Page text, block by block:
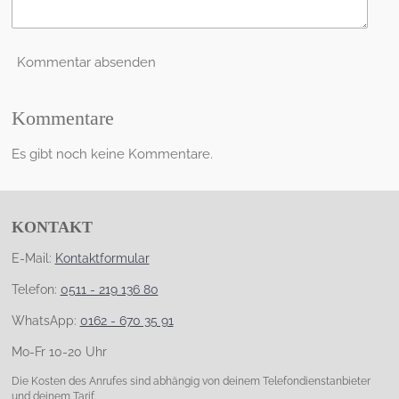
Kommentar absenden
Kommentare
Es gibt noch keine Kommentare.
KONTAKT
E-Mail: Kontaktformular
Telefon: 0511 - 219 136 80
WhatsApp: 0162 - 670 35 91
Mo-Fr 10-20 Uhr
Die Kosten des Anrufes sind abhängig von deinem Telefondienstanbieter
und deinem Tarif.